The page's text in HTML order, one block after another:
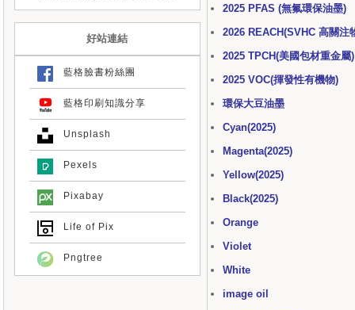
好站連結
藍格臉書粉絲團
藍格印刷知識分享
Unsplash
Pexels
Pixabay
Life of Pix
Pngtree
2025 PFAS (無氟環保油墨)
2026 REACH(SVHC 高關注
2025 TPCH(美國包材重金屬)
2025 VOC(揮發性有機物)
環保大豆油墨
Cyan(2025)
Magenta(2025)
Yellow(2025)
Black(2025)
Orange
Violet
White
image oil